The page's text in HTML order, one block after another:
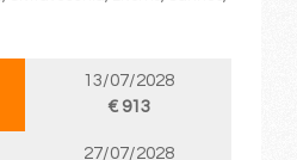
13/07/2028
€ 913
27/07/2028